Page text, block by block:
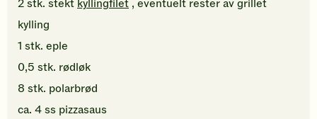
2stk. stekt kyllingfilet , eventuelt rester av grillet
kylling
1 stk. eple
0,5 stk. rødløk
8 stk. polarbrød
ca. 4ss pizzasaus